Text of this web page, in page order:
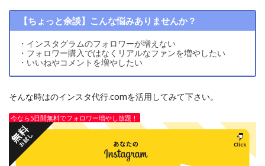
【ちょっと余談】こんな悩みありませんか？
・インスタグラムのフォロワーが増えない
・フォロワー購入ではなくリアルなファンを増やしたい
・いいねやコメントを増やしたい
そんな時はのインスタ代行.comを活用してみて下さい。
今なら5日間無料でフォロワー増やし放題！